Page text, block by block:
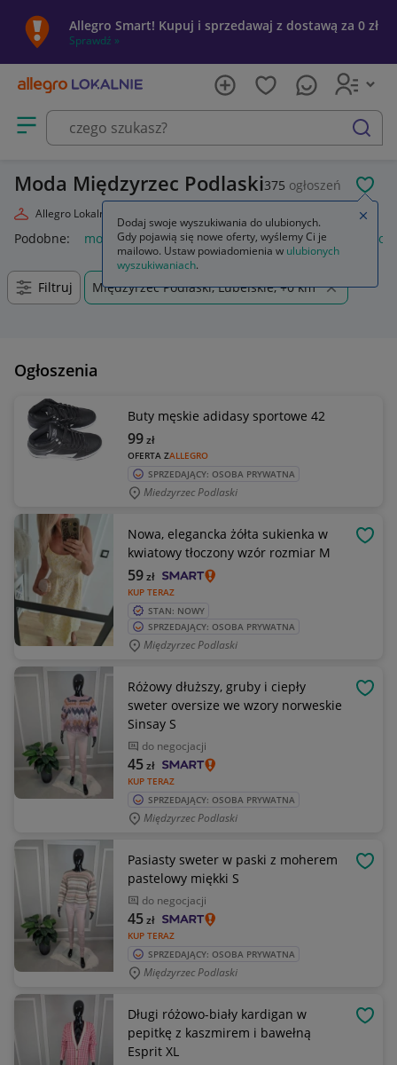
Allegro Smart! Kupuj i sprzedawaj z dostawą za 0 zł
Sprawdź »
Otwórz menu z kategoriami
szukaj
Moda Międzyrzec Podlaski375 ogłoszeń
Allegro Lokalnie
Podobne: moda markowa moda 2026 moda damska
Filtruj Międzyrzec Podlaski, Lubelskie, +0 km
Ogłoszenia
Buty męskie adidasy sportowe 42
OFERTA ZALLEGRO
99zł
SPRZEDAJĄCY: OSOBA PRYWATNA
Miedzyrzec Podlaski
Nowa, elegancka żółta sukienka w
kwiatowy tłoczony wzór rozmiar M
KUP TERAZ
59zł
STAN: NOWY
SPRZEDAJĄCY: OSOBA PRYWATNA
Międzyrzec Podlaski
Różowy dłuższy, gruby i ciepły
sweter oversize we wzory norweskie
Sinsay S
do negocjacji
KUP TERAZ
45zł
SPRZEDAJĄCY: OSOBA PRYWATNA
Międzyrzec Podlaski
Pasiasty sweter w paski z moherem
pastelowy miękki S
do negocjacji
KUP TERAZ
45zł
SPRZEDAJĄCY: OSOBA PRYWATNA
Międzyrzec Podlaski
Długi różowo-biały kardigan w
pepitkę z kaszmirem i bawełną
Esprit XL
Dodaj swoje wyszukiwania do ulubionych.
Gdy pojawią się nowe oferty, wyślemy Ci je
mailowo. Ustaw powiadomienia w ulubionych
wyszukiwaniach.